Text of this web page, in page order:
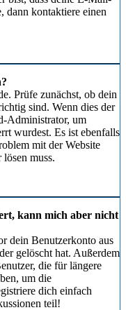
dann kontaktiere einen
Prüfe zunächst, ob dein
sind. Wenn dies der
Administrator, um
wurdest. Es ist ebenfalls
mit der Website
muss.
kann mich aber nicht
dein Benutzerkonto aus
gelöscht hat. Außerdem
die für längere
um die
dich einfach
teil!